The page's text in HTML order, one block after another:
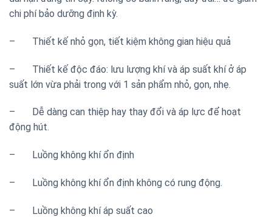
chi phí bảo dưỡng định kỳ.
– Thiết kế nhỏ gọn, tiết kiệm không gian hiệu quả
– Thiết kế độc đáo: lưu lượng khí và áp suất khí ở áp
suất lớn vừa phải trong với 1 sản phẩm nhỏ, gọn, nhẹ.
– Dễ dàng can thiệp hay thay đổi và áp lực để hoạt
động hút.
– Luồng không khí ổn định
– Luồng không khí ổn định không có rung động.
– Luồng không khí áp suất cao